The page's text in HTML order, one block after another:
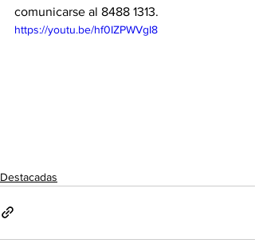
comunicarse al 8488 1313.
https://youtu.be/hf0IZPWVgI8
Destacadas